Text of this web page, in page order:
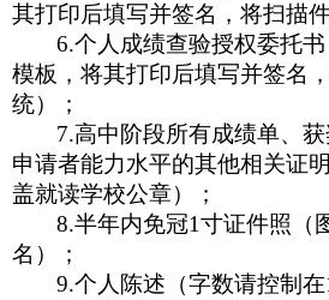
其打印后填写并签名，将扫描
6.个人成绩查验授权委托
模板，将其打印后填写并签名
统）；
7.高中阶段所有成绩单、
申请者能力水平的其他相关证
盖就读学校公章）；
8.半年内免冠1寸证件照（
名）；
9.个人陈述（字数请控制在